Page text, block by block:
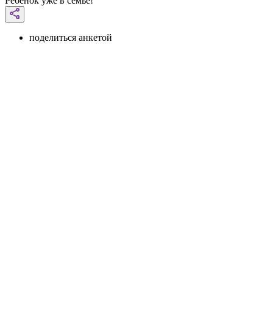
поделиться анкетой